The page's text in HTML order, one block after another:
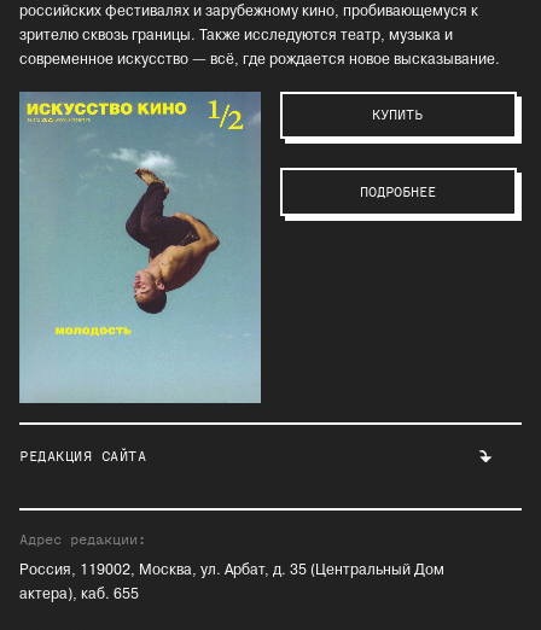
российских фестивалях и зарубежному кино, пробивающемуся к
зрителю сквозь границы. Также исследуются театр, музыка и
современное искусство — всё, где рождается новое высказывание.
КУПИТЬ
ПОДРОБНЕЕ
РЕДАКЦИЯ САЙТА
Адрес редакции:
Россия, 119002, Москва, ул. Арбат, д. 35 (Центральный Дом
актера), каб. 655